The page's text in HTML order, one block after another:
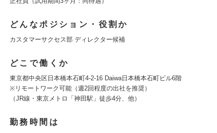
どんなポジション・役割か
カスタマーサクセス部 ディレクター候補
どこで働くか
東京都中央区日本橋本石町4-2-16 Daiwa日本橋本石町ビル6階
※リモートワーク可能（週2回程度の出社を推奨）
（JR線・東京メトロ「神田駅」徒歩4分、他）
勤務時間は